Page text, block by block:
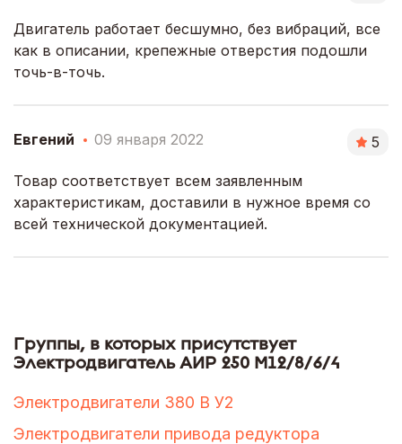
Двигатель работает бесшумно, без вибраций, все
как в описании, крепежные отверстия подошли
точь-в-точь.
Евгений 09 января 2022 5
Товар соответствует всем заявленным
характеристикам, доставили в нужное время со
всей технической документацией.
Группы, в которых присутствует
Электродвигатель АИР 250 М12/8/6/4
Электродвигатели 380 В У2
Электродвигатели привода редуктора